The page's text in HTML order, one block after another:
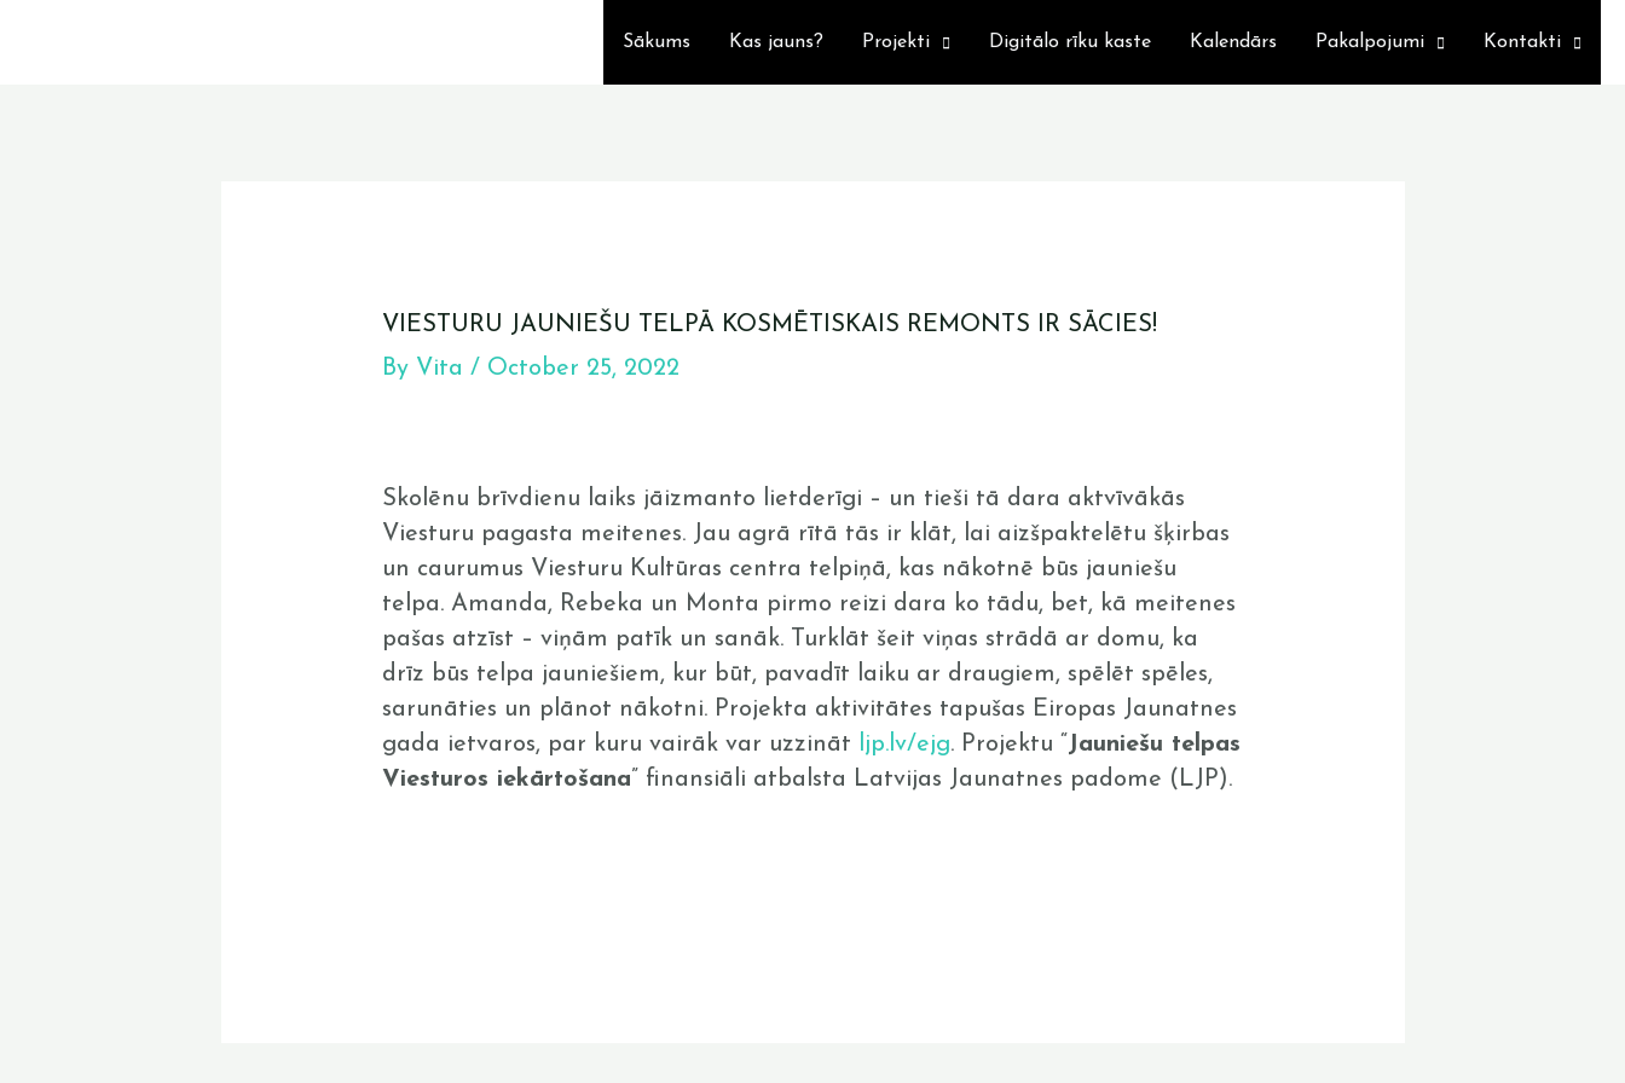
Sākums Kas jauns? Projekti Digitālo rīku kaste Kalendārs Pakalpojumi Kontakti
VIESTURU JAUNIEŠU TELPĀ KOSMĒTISKAIS REMONTS IR SĀCIES!
By Vita / October 25, 2022
Skolēnu brīvdienu laiks jāizmanto lietderīgi – un tieši tā dara aktvīvākās
Viesturu pagasta meitenes. Jau agrā rītā tās ir klāt, lai aizšpaktelētu šķirbas
un caurumus Viesturu Kultūras centra telpiņā, kas nākotnē būs jauniešu
telpa. Amanda, Rebeka un Monta pirmo reizi dara ko tādu, bet, kā meitenes
pašas atzīst – viņām patīk un sanāk. Turklāt šeit viņas strādā ar domu, ka
drīz būs telpa jauniešiem, kur būt, pavadīt laiku ar draugiem, spēlēt spēles,
sarunāties un plānot nākotni. Projekta aktivitātes tapušas Eiropas Jaunatnes
gada ietvaros, par kuru vairāk var uzzināt
ljp.lv/ejg. Projektu “ Jauniešu telpas
Viesturos iekārtošana” finansiāli atbalsta Latvijas Jaunatnes padome (LJP).